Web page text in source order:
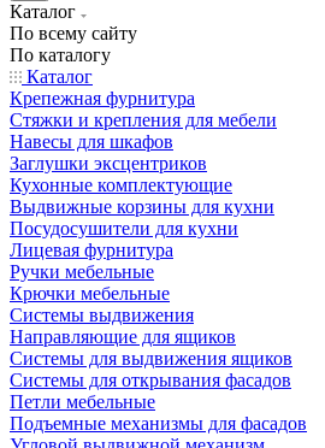
Каталог
По всему сайту
По каталогу
Каталог
Крепежная фурнитура
Стяжки и крепления для мебели
Навесы для шкафов
Заглушки эксцентриков
Кухонные комплектующие
Выдвижные корзины для кухни
Посудосушители для кухни
Лицевая фурнитура
Ручки мебельные
Крючки мебельные
Системы выдвижения
Направляющие для ящиков
Системы для выдвижения ящиков
Системы для открывания фасадов
Петли мебельные
Подъемные механизмы для фасадов